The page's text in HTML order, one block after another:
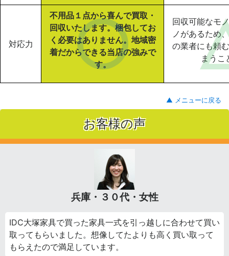
対応力
不用品１点から喜んで買取・
回収いたします。梱包してお
く必要はありません。地域密
着だからできる当店の強みで
す。
回収可能なモ
ノがあるため
の業者にも頼
まうこ
▲ メニューに戻る
お客様の声
兵庫・３０代・女性
IDC大塚家具で買った家具一式を引っ越しに合わせて買い
取ってもらいました。想像してたよりも高く買い取って
もらえたので満足しています。